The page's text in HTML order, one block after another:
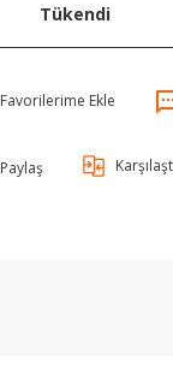
Tükendi
Paylaş